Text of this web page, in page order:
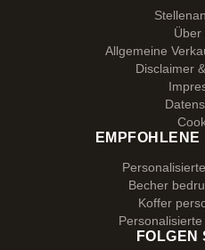
Über
Allgemeine
Disclaimer
EMPFOHLENE
Becher
Koffer
FOLGEN